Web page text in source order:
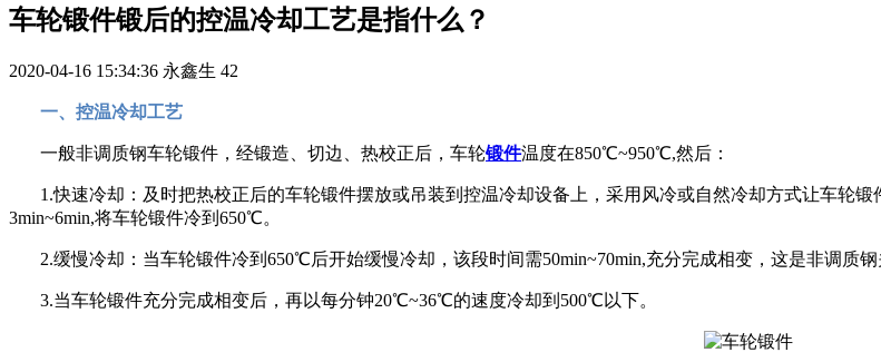
车轮锻件锻后的控温冷却工艺是指什么？
2020-04-16 15:34:36 永鑫生 42
一、控温冷却工艺
一般非调质钢车轮锻件，经锻造、切边、热校正后，车轮锻件温度在850℃~950℃,然后：
1.快速冷却：及时把热校正后的车轮锻件摆放或吊装到控温冷却设备上，采用风冷或自然冷却方式让车轮
3min~6min,将车轮锻件冷到650℃。
2.缓慢冷却：当车轮锻件冷到650℃后开始缓慢冷却，该段时间需50min~70min,充分完成相变，这是非调质钢
3.当车轮锻件充分完成相变后，再以每分钟20℃~36℃的速度冷却到500℃以下。